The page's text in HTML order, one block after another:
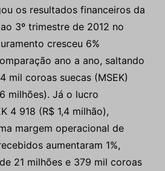
os resultados financeiros da
3º trimestre de 2012 no
cresceu 6%
ano a ano, saltando
mil coroas suecas (MSEK)
milhões). Já o lucro
4 918 (R$ 1,4 milhão),
margem operacional de
aumentaram 1%,
21 milhões e 379 mil coroas